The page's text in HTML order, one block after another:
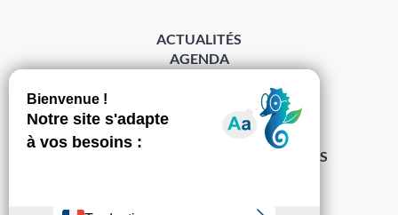
ACTUALITÉS
AGENDA
MENTIONS LÉGALES
PROTECTION DES DONNÉES
POLITIQUE DE GESTION DES COOKIES